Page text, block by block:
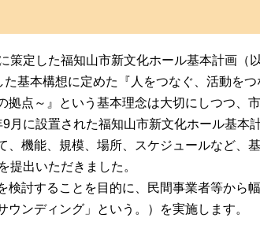
定した福知山市新文化ホール基本計画（
基本構想に定めた『人をつなぐ、活動をつ
拠点～』という基本理念は大切にしつつ、
月に設置された福知山市新文化ホール基本
、機能、規模、場所、スケジュールなど、
提出いただきました。
討することを目的に、民間事業者等から
ンディング」という。）を実施します。